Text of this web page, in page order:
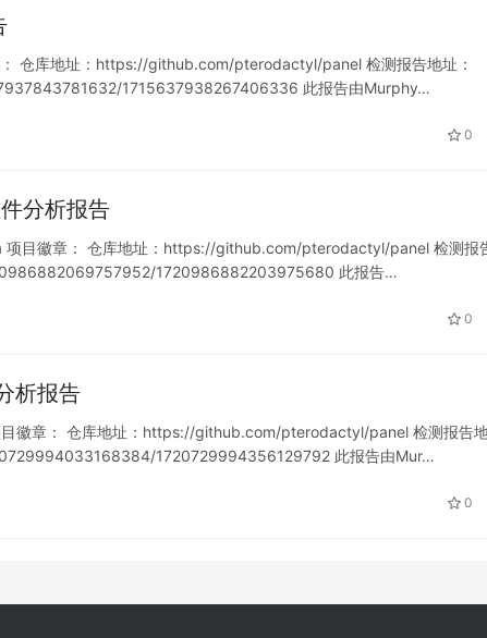
仓库地址：https://github.com/pterodactyl/panel 检测报告地址：
1715637938267406336 此报告由Murphy…
0
分析报告
目徽章： 仓库地址：https://github.com/pterodactyl/panel 检测报
1720986882203975680 此报告…
0
析报告
徽章： 仓库地址：https://github.com/pterodactyl/panel 检测报告
1720729994356129792 此报告由Mur…
0